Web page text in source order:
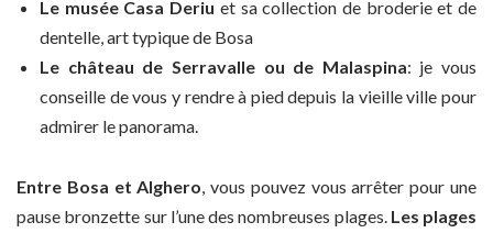
Le musée Casa Deriu et sa collection de broderie et de
dentelle, art typique de Bosa
Le château de Serravalle ou de Malaspina: je vous
conseille de vous y rendre à pied depuis la vieille ville pour
admirer le panorama.
Entre Bosa et Alghero, vous pouvez vous arrêter pour une
pause bronzette sur l’une des nombreuses plages.Les plages